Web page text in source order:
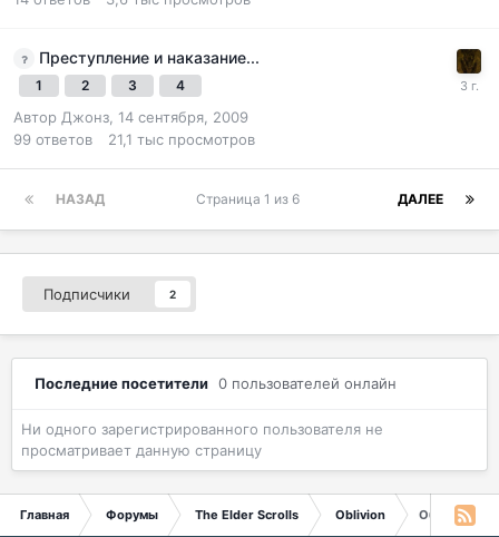
Преступление и наказание...
1 2 3 4
Автор Джонз 14 сентября, 2009
99 ответов 21,1 тыс просмотров
НАЗАД ДАЛЕЕ
Страница 1 из 6
Подписчики 2
Последние посетители 0 пользователей онлайн
Ни одного зарегистрированного пользователя не
просматривает данную страницу
Главная Форумы The Elder Scrolls Oblivion